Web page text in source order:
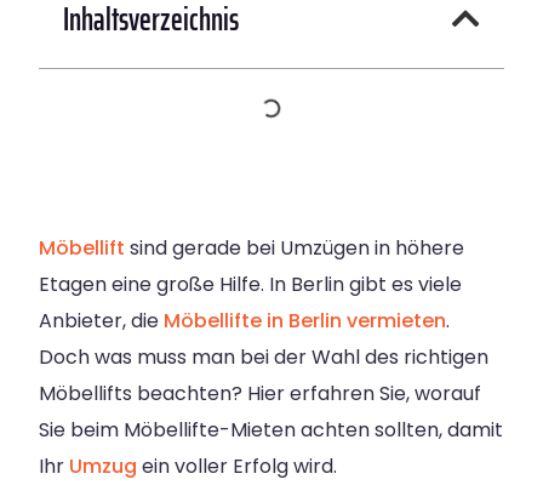
Inhaltsverzeichnis
Möbellift sind gerade bei Umzügen in höhere
Etagen eine große Hilfe. In Berlin gibt es viele
Anbieter, die Möbellifte in Berlin vermieten.
Doch was muss man bei der Wahl des richtigen
Möbellifts beachten? Hier erfahren Sie, worauf
Sie beim Möbellifte-Mieten achten sollten, damit
Ihr Umzug ein voller Erfolg wird.